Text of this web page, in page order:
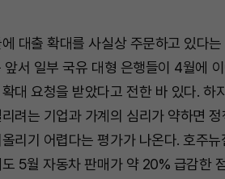
대출 확대를 사실상 주문하고 있다는
앞서 일부 국유 대형 은행들이 4월에
대 요청을 받았다고 전한 바 있다. 하
려는 기업과 가계의 심리가 약하면
리기 어렵다는 평가가 나온다. 호주
5월 자동차 판매가 약 20% 급감한